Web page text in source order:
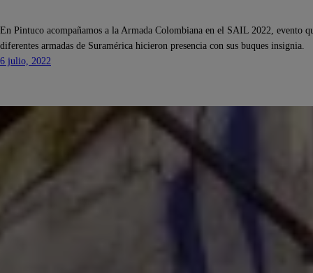
En Pintuco acompañamos a la Armada Colombiana en el SAIL 2022, evento
diferentes armadas de Suramérica hicieron presencia con sus buques insignia.
6 julio, 2022